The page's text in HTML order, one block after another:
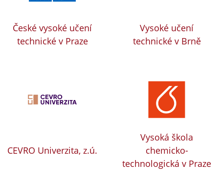
České vysoké učení
technické v Praze
Vysoké učení
technické v Brně
CEVRO Univerzita, z.ú.
Vysoká škola
chemicko-
technologická v Praze